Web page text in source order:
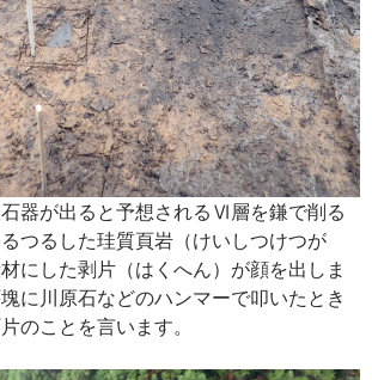
器が出ると予想されるⅥ層を鎌で削る
つるした珪質頁岩（けいしつけつが
にした剥片（はくへん）が顔を出しま
に川原石などのハンマーで叩いたとき
のことを言います。